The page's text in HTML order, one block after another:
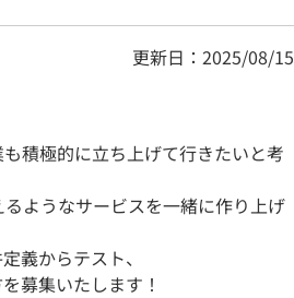
更新日：2025/08/15
積極的に立ち上げて行きたいと考
ようなサービスを一緒に作り上げ
義からテスト、
募集いたします！